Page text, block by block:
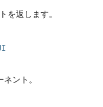
を返します。
ント。